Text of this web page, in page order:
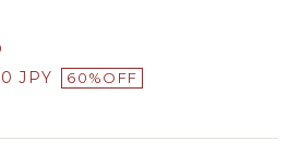
JPY 60%OFF